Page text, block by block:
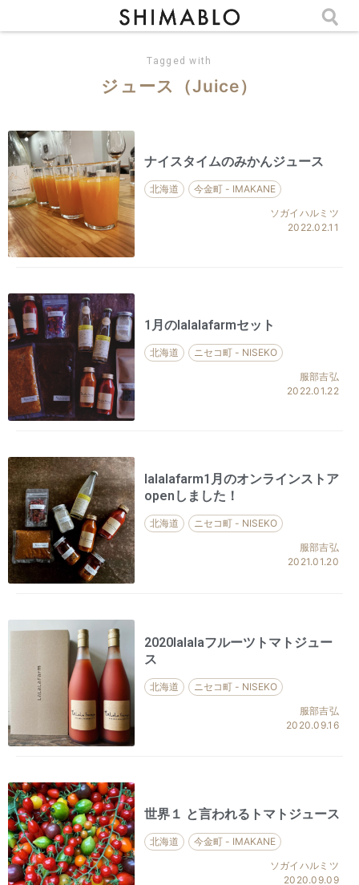
Tagged with
ジュース（Juice）
ナイスタイムのみかんジュース
北海道
今金町 - IMAKANE
ソガイハルミツ
2022.02.11
1月のlalalafarmセット
北海道
ニセコ町 - NISEKO
服部吉弘
2022.01.22
lalalafarm1月のオンラインストア
openしました！
北海道
ニセコ町 - NISEKO
服部吉弘
2021.01.20
2020lalalaフルーツトマトジュー
ス
北海道
ニセコ町 - NISEKO
服部吉弘
2020.09.16
世界１ と言われるトマトジュース
北海道
今金町 - IMAKANE
ソガイハルミツ
2020.09.09